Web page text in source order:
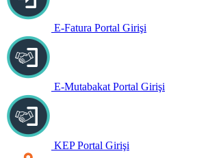
E-Fatura Portal Girişi
E-Mutabakat Portal Girişi
KEP Portal Girişi